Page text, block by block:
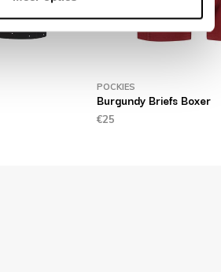
POCKIES
Burgundy Briefs Boxer
€25